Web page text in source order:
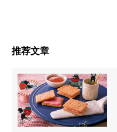
推荐文章